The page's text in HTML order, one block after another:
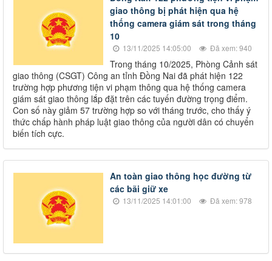
giao thông bị phát hiện qua hệ
thống camera giám sát trong tháng
10
13/11/2025 14:05:00 Đã xem: 940
Trong tháng 10/2025, Phòng Cảnh sát
giao thông (CSGT) Công an tỉnh Đồng Nai đã phát hiện 122
trường hợp phương tiện vi phạm thông qua hệ thống camera
giám sát giao thông lắp đặt trên các tuyến đường trọng điểm.
Con số này giảm 57 trường hợp so với tháng trước, cho thấy ý
thức chấp hành pháp luật giao thông của người dân có chuyển
biến tích cực.
An toàn giao thông học đường từ
các bãi giữ xe
13/11/2025 14:01:00 Đã xem: 978